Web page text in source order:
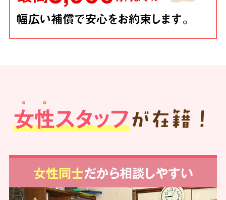
女性スタッフが在籍！
女性同士だから相談しやすい